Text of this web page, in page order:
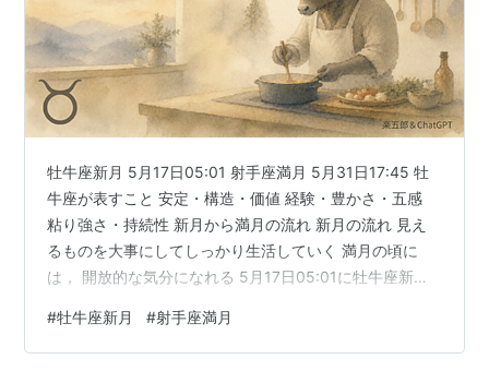
牡牛座新月 5月17日05:01 射手座満月 5月31日17:45 牡
牛座が表すこと 安定・構造・価値 経験・豊かさ・五感
粘り強さ・持続性 新月から満月の流れ 新月の流れ 見え
るものを大事にしてしっかり生活していく 満月の頃に
は， 開放的な気分になれる 5月17日05:01に牡牛座新月
た粘り強さを持つ星座です。 お金の価値なんかもクロー
ズアップされそうなタイミング。 3月はじめからホルム
#牡牛座新月 #射手座満月